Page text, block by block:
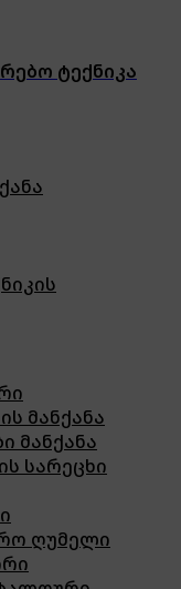
ტექნიკა
მანქანა
მანქანა
სარეცხი
ღუმელი